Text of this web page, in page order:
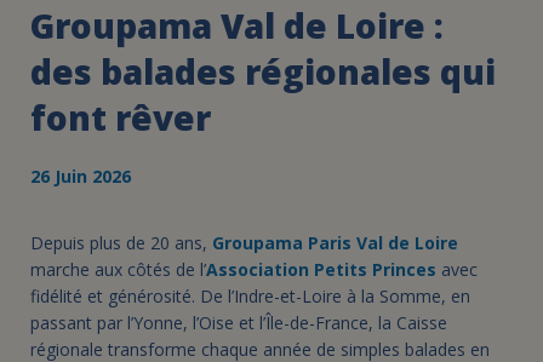
Groupama Val de Loire :
des balades régionales qui
font rêver
26 Juin 2026
Depuis plus de 20 ans, Groupama Paris Val de Loire
marche aux côtés de l’Association Petits Princes avec
fidélité et générosité. De l’Indre-et-Loire à la Somme, en
passant par l’Yonne, l’Oise et l’Île-de-France, la Caisse
régionale transforme chaque année de simples balades en